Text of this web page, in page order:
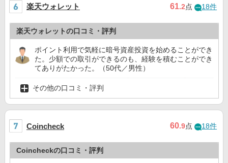
楽天ウォレット 61.2点 18件
楽天ウォレットの口コミ・評判
ポイント利用で気軽に暗号資産投資を始めることができ
た。少額での取引ができるのも、経験を積むことができ
てありがたかった。（50代／男性）
その他の口コミ・評判
Coincheck 60.9点 18件
Coincheckの口コミ・評判